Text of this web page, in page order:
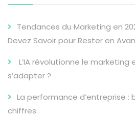
Tendances du Marketing en
Devez Savoir pour Rester en
L’IA révolutionne le marketing
s’adapter ?
La performance d’entreprise :
chiffres